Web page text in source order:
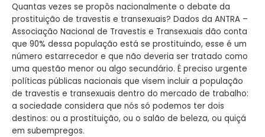
Quantas vezes se propôs nacionalmente o debate da
prostituição de travestis e transexuais? Dados da ANTRA –
Associação Nacional de Travestis e Transexuais dão conta
que 90% dessa população está se prostituindo, esse é um
número estarrecedor e que não deveria ser tratado como
uma questão menor ou algo secundário. É preciso urgente
políticas públicas nacionais que visem incluir a população
de travestis e transexuais dentro do mercado de trabalho:
a sociedade considera que nós só podemos ter dois
destinos: ou a prostituição, ou o salão de beleza, ou quiçá
em subempregos.